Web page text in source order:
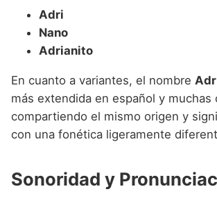
Adri
Nano
Adrianito
En cuanto a variantes, el nombre
más extendida en español y muchas
compartiendo el mismo origen y
con una fonética ligeramente
Sonoridad y